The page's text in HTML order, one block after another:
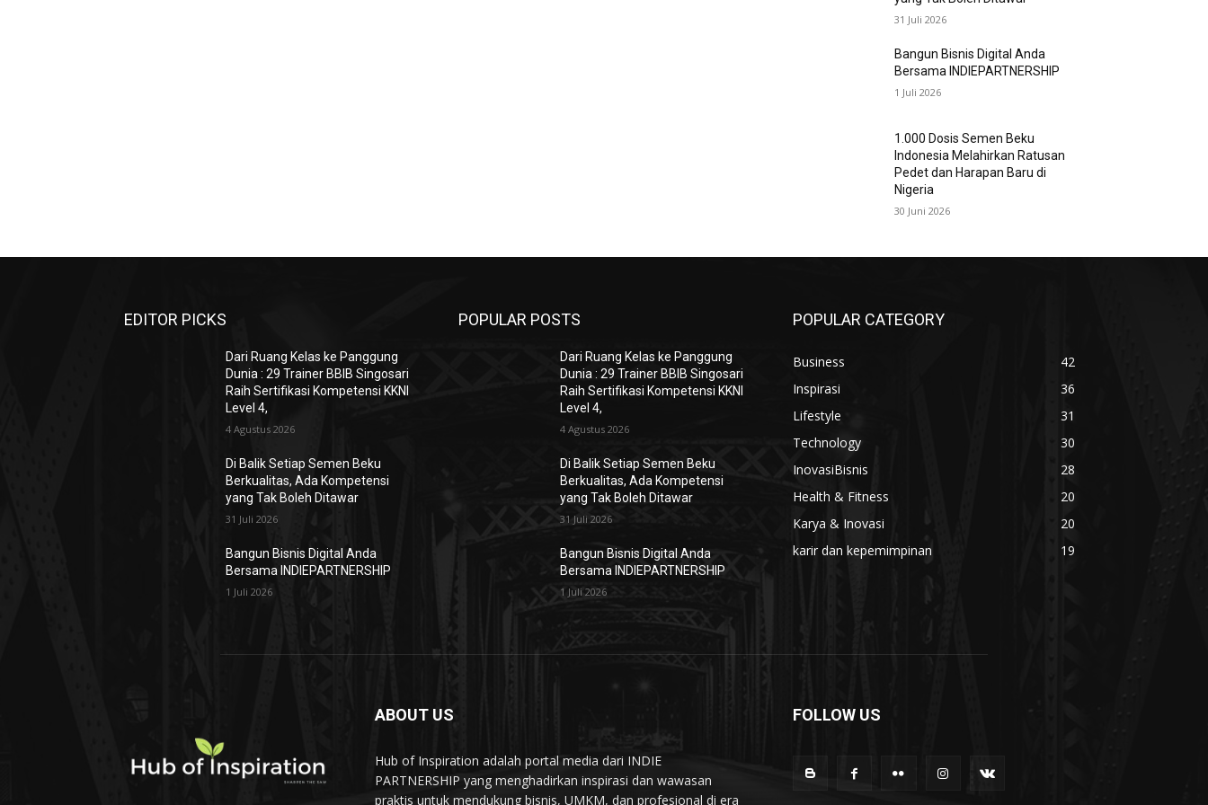
31 Juli 2026
Bangun Bisnis Digital Anda
Bersama INDIEPARTNERSHIP
1 Juli 2026
1.000 Dosis Semen Beku
Indonesia Melahirkan Ratusan
Pedet dan Harapan Baru di
Nigeria
30 Juni 2026
EDITOR PICKS
Dari Ruang Kelas ke Panggung
Dunia : 29 Trainer BBIB Singosari
Raih Sertifikasi Kompetensi KKNI
Level 4,
4 Agustus 2026
Di Balik Setiap Semen Beku
Berkualitas, Ada Kompetensi
yang Tak Boleh Ditawar
31 Juli 2026
Bangun Bisnis Digital Anda
Bersama INDIEPARTNERSHIP
1 Juli 2026
POPULAR POSTS
Dari Ruang Kelas ke Panggung
Dunia : 29 Trainer BBIB Singosari
Raih Sertifikasi Kompetensi KKNI
Level 4,
4 Agustus 2026
Di Balik Setiap Semen Beku
Berkualitas, Ada Kompetensi
yang Tak Boleh Ditawar
31 Juli 2026
Bangun Bisnis Digital Anda
Bersama INDIEPARTNERSHIP
1 Juli 2026
POPULAR CATEGORY
Business
42
Inspirasi
36
Lifestyle
31
Technology
30
InovasiBisnis
28
Health & Fitness
20
Karya & Inovasi
20
karir dan kepemimpinan
19
ABOUT US
Hub of Inspiration adalah portal media dari INDIE
PARTNERSHIP yang menghadirkan inspirasi dan wawasan
praktis untuk mendukung bisnis, UMKM, dan profesional di era
FOLLOW US